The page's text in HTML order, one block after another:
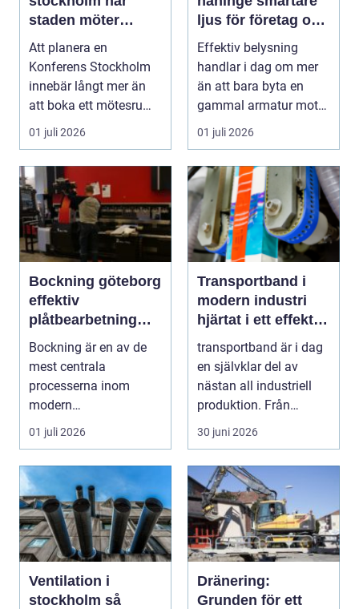
staden möter
skärgård och
landsbygd
Att planera en
Konferens Stockholm
innebär långt mer än
att boka ett mötesrum
och ordna fika. Företa...
01 juli 2026
ljus för företag och
fastigheter
Effektiv belysning
handlar i dag om mer
än att bara byta en
gammal armatur mot
en ny. Företag, bosta...
01 juli 2026
Bockning göteborg
effektiv
plåtbearbetning
med precision
Bockning är en av de
mest centrala
processerna inom
modern
plåtbearbetning. I en
industriregion som ...
01 juli 2026
Transportband i
modern industri
hjärtat i ett effektivt
transportband är i dag
en självklar del av
nästan all industriell
produktion. Från
stenbrott och åte...
30 juni 2026
Ventilation i
stockholm så
Dränering:
Grunden för ett